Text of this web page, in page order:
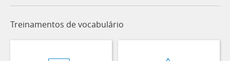
Treinamentos de vocabulário